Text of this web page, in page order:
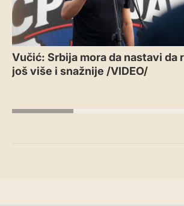
Vučić: Srbija mora da nastavi da
još više i snažnije /VIDEO/